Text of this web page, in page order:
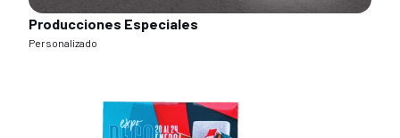
Producciones Especiales
Personalizado